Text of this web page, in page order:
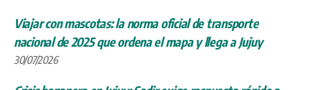
Viajar con mascotas: la norma oficial de transporte
nacional de 2025 que ordena el mapa y llega a Jujuy
30/07/2026